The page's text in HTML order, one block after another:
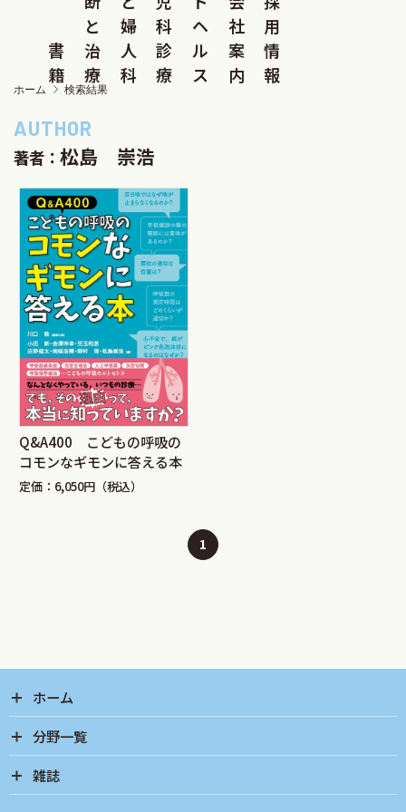
書
籍
と
治
療
婦
人
科
科
診
療
ヘ
ル
ス
社
案
内
用
情
報
ホーム 検索結果
著者： 松島 崇浩
Q&A400 こどもの呼吸の
コモンなギモンに答える本
定価：6,050円（税込）
1
ホーム
分野一覧
雑誌